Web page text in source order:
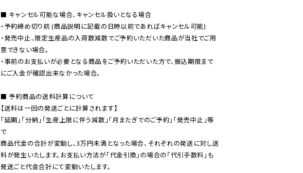
■ キャンセル可能な場合、キャンセル扱いとなる場合
・予約締め切り前 (商品説明に記載の日時以前であればキャンセル可能)
・発売中止、限定生産品の入荷数減数でご予約いただいた商品が当社でご用
意できない場合。
・事前のお支払いが必要となる商品をご予約いただいた方で、振込期限まで
にご入金が確認出来なかった場合。
■ 予約商品の送料計算について
【送料は一回の発送ごとに計算されます】
「延期」「分納」「生産上限に伴う減数」「月またぎでのご予約」「発売中止」等
で
商品代金の合計が変動し、3万円未満となった場合、それぞれの発送に対し送
料が発生いたします。お支払い方法が「代金引換」の場合の「代引手数料」も